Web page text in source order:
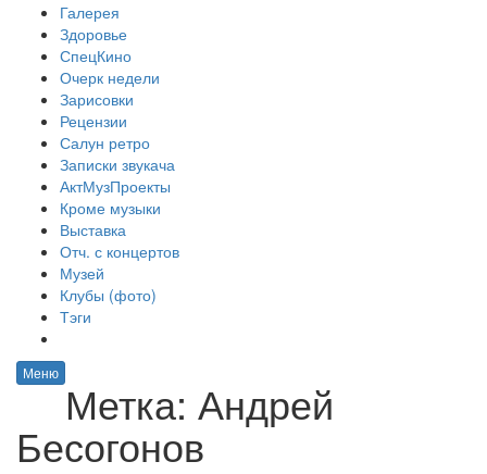
Галерея
Здоровье
СпецКино
Очерк недели
Зарисовки
Рецензии
Салун ретро
Записки звукача
АктМузПроекты
Кроме музыки
Выставка
Отч. с концертов
Музей
Клубы (фото)
Тэги
Меню
Метка: Андрей
Бесогонов